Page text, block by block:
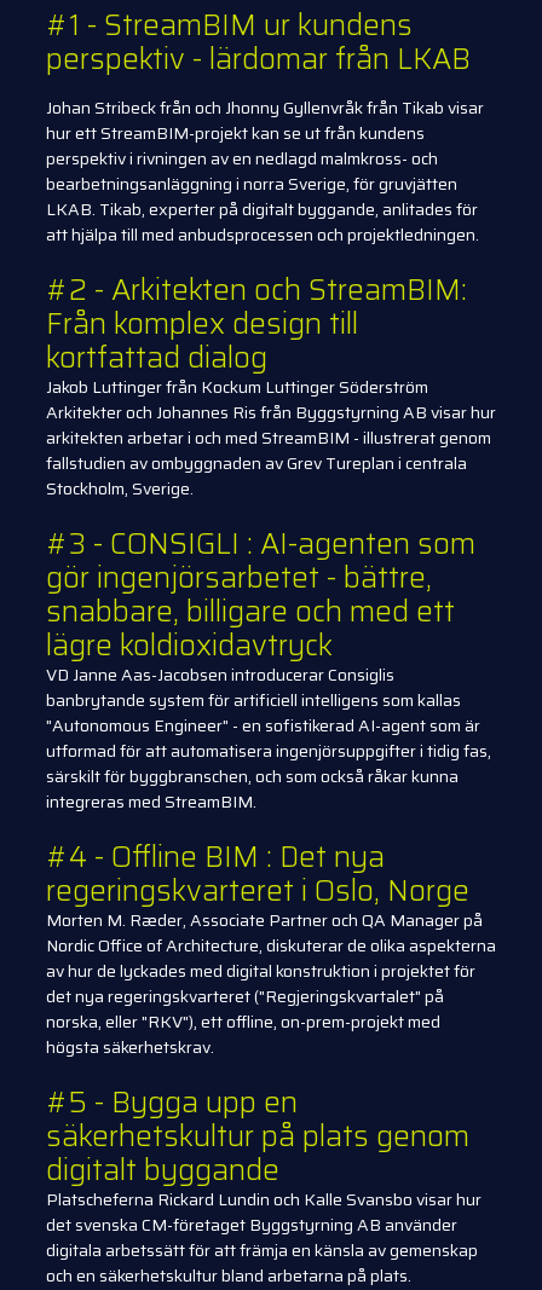
#1 - StreamBIM ur kundens
perspektiv - lärdomar från LKAB
Johan Stribeck från och Jhonny Gyllenvråk från Tikab visar
hur ett StreamBIM-projekt kan se ut från kundens
perspektiv i rivningen av en nedlagd malmkross- och
bearbetningsanläggning i norra Sverige, för gruvjätten
LKAB. Tikab, experter på digitalt byggande, anlitades för
att hjälpa till med anbudsprocessen och projektledningen.
#2 - Arkitekten och StreamBIM:
Från komplex design till
kortfattad dialog
Jakob Luttinger från Kockum Luttinger Söderström
Arkitekter och Johannes Ris från Byggstyrning AB visar hur
arkitekten arbetar i och med StreamBIM - illustrerat genom
fallstudien av ombyggnaden av Grev Tureplan i centrala
Stockholm, Sverige.
#3 - CONSIGLI : AI-agenten som
gör ingenjörsarbetet - bättre,
snabbare, billigare och med ett
lägre koldioxidavtryck
VD Janne Aas-Jacobsen introducerar Consiglis
banbrytande system för artificiell intelligens som kallas
"Autonomous Engineer" - en sofistikerad AI-agent som är
utformad för att automatisera ingenjörsuppgifter i tidig fas,
särskilt för byggbranschen, och som också råkar kunna
integreras med StreamBIM.
#4 - Offline BIM : Det nya
regeringskvarteret i Oslo, Norge
Morten M. Ræder, Associate Partner och QA Manager på
Nordic Office of Architecture, diskuterar de olika aspekterna
av hur de lyckades med digital konstruktion i projektet för
det nya regeringskvarteret ("Regjeringskvartalet" på
norska, eller "RKV"), ett offline, on-prem-projekt med
högsta säkerhetskrav.
#5 - Bygga upp en
säkerhetskultur på plats genom
digitalt byggande
Platscheferna Rickard Lundin och Kalle Svansbo visar hur
det svenska CM-företaget Byggstyrning AB använder
digitala arbetssätt för att främja en känsla av gemenskap
och en säkerhetskultur bland arbetarna på plats.